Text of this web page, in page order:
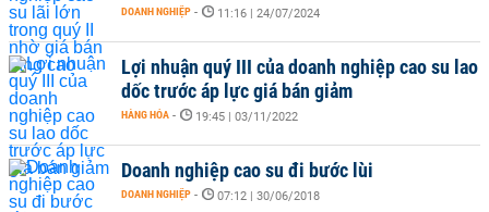
DOANH NGHIỆP - 11:16 | 24/07/2024
Lợi nhuận quý III của doanh nghiệp cao su lao
dốc trước áp lực giá bán giảm
HÀNG HÓA - 19:45 | 03/11/2022
Doanh nghiệp cao su đi bước lùi
DOANH NGHIỆP - 07:12 | 30/06/2018